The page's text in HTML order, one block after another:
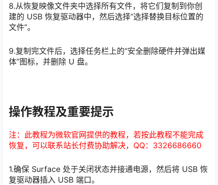
8.从恢复映像文件夹中选择所有文件，将它们复制到你创
建的 USB 恢复驱动器中，然后选择“选择替换目标位置的
文件”。
9.复制完文件后，选择任务栏上的“安全删除硬件并弹出媒
体”图标，并删除 U 盘。
操作教程及重要提示
注：此教程为微软官网提供的教程，若按此教程不能完成
恢复，可以联系站长付费协助解决，QQ：3326686660
1.确保 Surface 处于关闭状态并接通电源，然后将 USB 恢
复驱动器插入 USB 端口。